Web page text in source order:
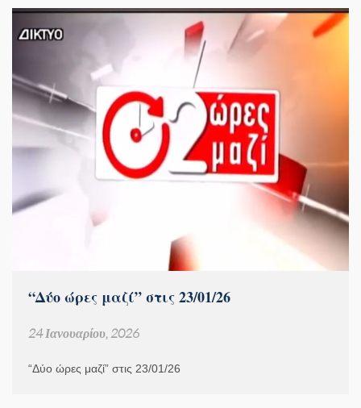
“Δύο ώρες μαζί” στις 23/01/26
24 Ιανουαρίου, 2026
“Δύο ώρες μαζί” στις 23/01/26